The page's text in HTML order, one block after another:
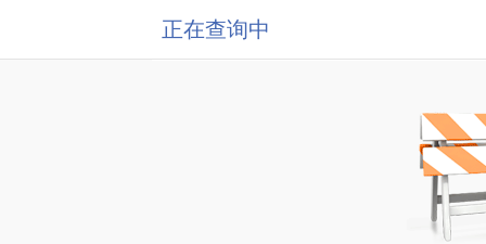
正在查询中